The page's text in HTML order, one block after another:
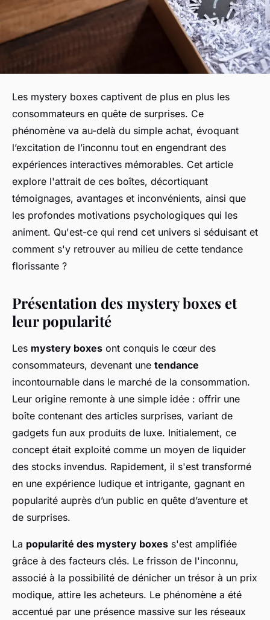
Les mystery boxes captivent de plus en plus les
consommateurs en quête de surprises. Ce
phénomène va au-delà du simple achat, évoquant
l’excitation de l’inconnu tout en engendrant des
expériences interactives mémorables. Cet article
explore l'attrait de ces boîtes, décortiquant
témoignages, avantages et inconvénients, ainsi que
les profondes motivations psychologiques qui les
animent. Qu'est-ce qui rend cet univers si séduisant et
comment s'y retrouver au milieu de cette tendance
florissante ?
Présentation des mystery boxes et
leur popularité
Les mystery boxes ont conquis le cœur des
consommateurs, devenant une tendance
incontournable dans le marché de la consommation.
Leur origine remonte à une simple idée : offrir une
boîte contenant des articles surprises, variant de
gadgets fun aux produits de luxe. Initialement, ce
concept était exploité comme un moyen de liquider
des stocks invendus. Rapidement, il s'est transformé
en une expérience ludique et intrigante, gagnant en
popularité auprès d’un public en quête d’aventure et
de surprises.
La popularité des mystery boxes s'est amplifiée
grâce à des facteurs clés. Le frisson de l'inconnu,
associé à la possibilité de dénicher un trésor à un prix
modique, attire les acheteurs. Le phénomène a été
accentué par une présence massive sur les réseaux